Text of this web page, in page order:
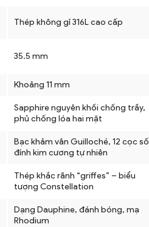
Thép không gỉ 316L cao cấp
35.5 mm
Khoảng 11 mm
Sapphire nguyên khối chống trầy,
phủ chống lóa hai mặt
Bạc khảm vân Guilloché, 12 cọc số
đính kim cương tự nhiên
Thép khắc rãnh “griffes” – biểu
tượng Constellation
Dạng Dauphine, đánh bóng, mạ
Rhodium